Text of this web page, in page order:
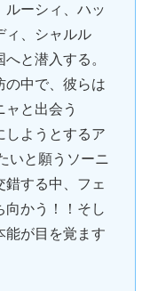
ルーシィ、ハッ
ィ、シャルル
と潜入する。
の中で、彼らは
と出会う
ようとするア
いと願うソーニ
錯する中、フェ
向かう！！そし
能が目を覚ます